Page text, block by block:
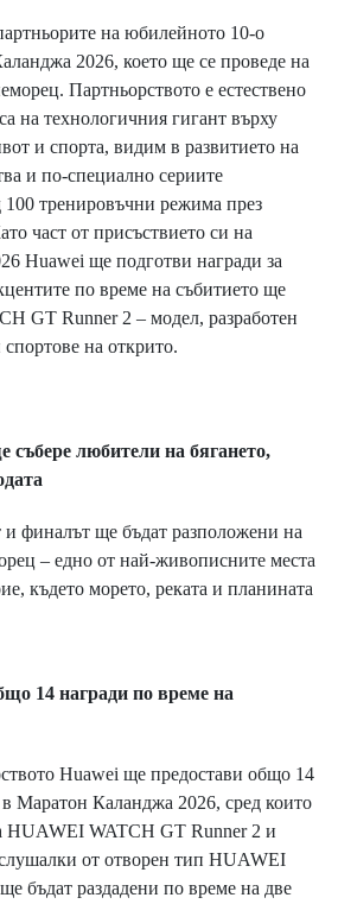
на юбилейното 10-о
2026, което ще се проведе на
Партньорството е естествено
на технологичния гигант върху
и спорта, видим в развитието на
и по-специално сериите
100 тренировъчни режима през
част от присъствието си на
Huawei ще подготви награди за
по време на събитието ще
GT Runner 2 – модел, разработен
на открито.
събере любители на бягането,
и финалът ще бъдат разположени на
– едно от най-живописните места
където морето, реката и планината
14 награди по време на
Huawei ще предостави общо 14
Маратон Каланджа 2026, сред които
HUAWEI WATCH GT Runner 2 и
от отворен тип HUAWEI
бъдат раздадени по време на две